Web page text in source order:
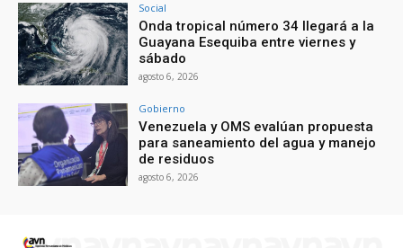
Social
Onda tropical número 34 llegará a la
Guayana Esequiba entre viernes y
sábado
agosto 6, 2026
Gobierno
Venezuela y OMS evalúan propuesta
para saneamiento del agua y manejo
de residuos
agosto 6, 2026